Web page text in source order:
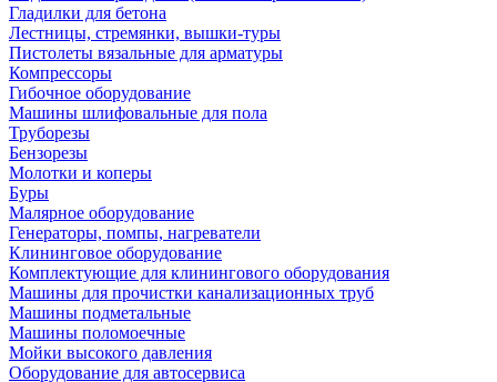
Гладилки для бетона
Лестницы, стремянки, вышки-туры
Пистолеты вязальные для арматуры
Компрессоры
Гибочное оборудование
Машины шлифовальные для пола
Труборезы
Бензорезы
Молотки и коперы
Буры
Малярное оборудование
Генераторы, помпы, нагреватели
Клининговое оборудование
Комплектующие для клинингового оборудования
Машины для прочистки канализационных труб
Машины подметальные
Машины поломоечные
Мойки высокого давления
Оборудование для автосервиса